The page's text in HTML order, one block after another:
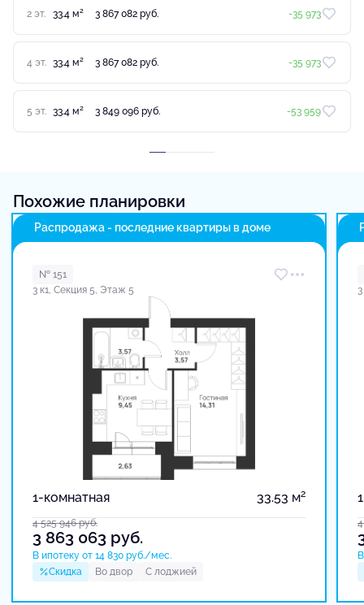
2 эт. 33.4 м2 3 867 082 руб. -35 973
4 эт. 33.4 м2 3 867 082 руб. -35 973
5 эт. 33.4 м2 3 849 096 руб. -53 959
Похожие планировки
Распродажа - последние квартиры в доме
№ 151
3 к1, Секция 5, Этаж 5
1-комнатная 33.53 м2
4 525 946руб.
3 863 063 руб.
В ипотеку от 14 830 руб./мес.
Скидка
Во двор С лоджией